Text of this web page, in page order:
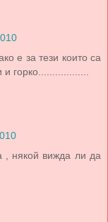
е за тези които са
горко..................
, някой вижда ли да